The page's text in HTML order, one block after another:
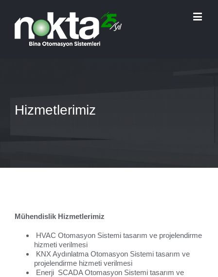
Hizmetlerimiz
Mühendislik Hizmetlerimiz
HVAC Otomasyon Sistemi tasarım ve projelendirme
hizmeti verilmesi
KNX Aydınlatma Otomasyon Sistemi tasarım ve
projelendirme hizmeti verilmesi
Enerji SCADA Otomasyon Sistemi tasarım ve